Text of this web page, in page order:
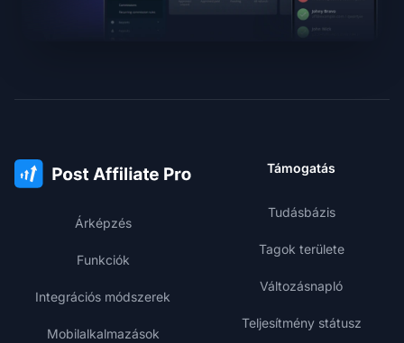
Árképzés
Funkciók
Integrációs módszerek
Mobilalkalmazások
Támogatás
Tudásbázis
Tagok területe
Változásnapló
Teljesítmény státusz